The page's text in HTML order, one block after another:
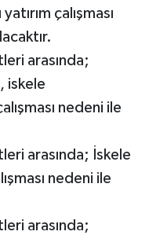
çalışması
arasında;
iskele
nedeni ile
arasında; İskele
nedeni ile
arasında;